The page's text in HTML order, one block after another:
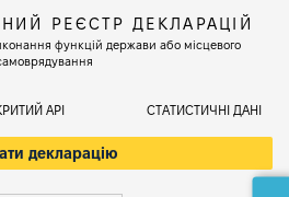
РЕЄСТР ДЕКЛАРАЦІЙ
функцій держави або місцевого
АРІ СТАТИСТИЧНІ ДАНІ
декларацію